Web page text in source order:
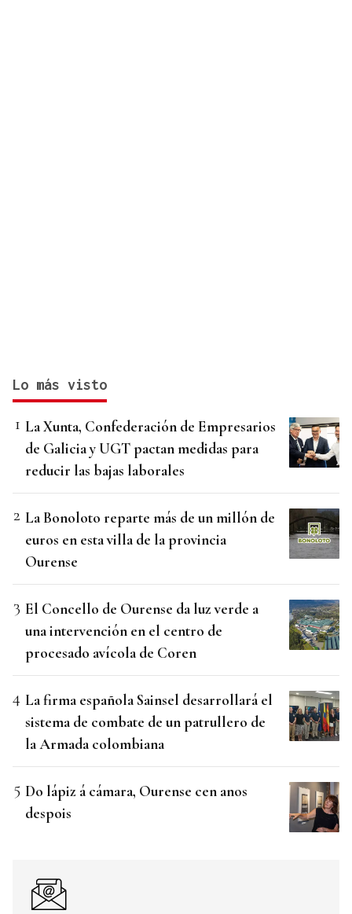
Lo más visto
La Xunta, Confederación de Empresarios
de Galicia y UGT pactan medidas para
reducir las bajas laborales
La Bonoloto reparte más de un millón de
euros en esta villa de la provincia
Ourense
El Concello de Ourense da luz verde a
una intervención en el centro de
procesado avícola de Coren
La firma española Sainsel desarrollará el
sistema de combate de un patrullero de
la Armada colombiana
Do lápiz á cámara, Ourense cen anos
despois